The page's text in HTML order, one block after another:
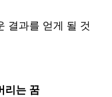
결과를 얻게 될 것
리는 꿈